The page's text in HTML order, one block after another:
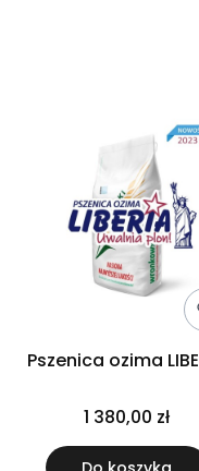
Pszenica ozima
1 380,00 zł